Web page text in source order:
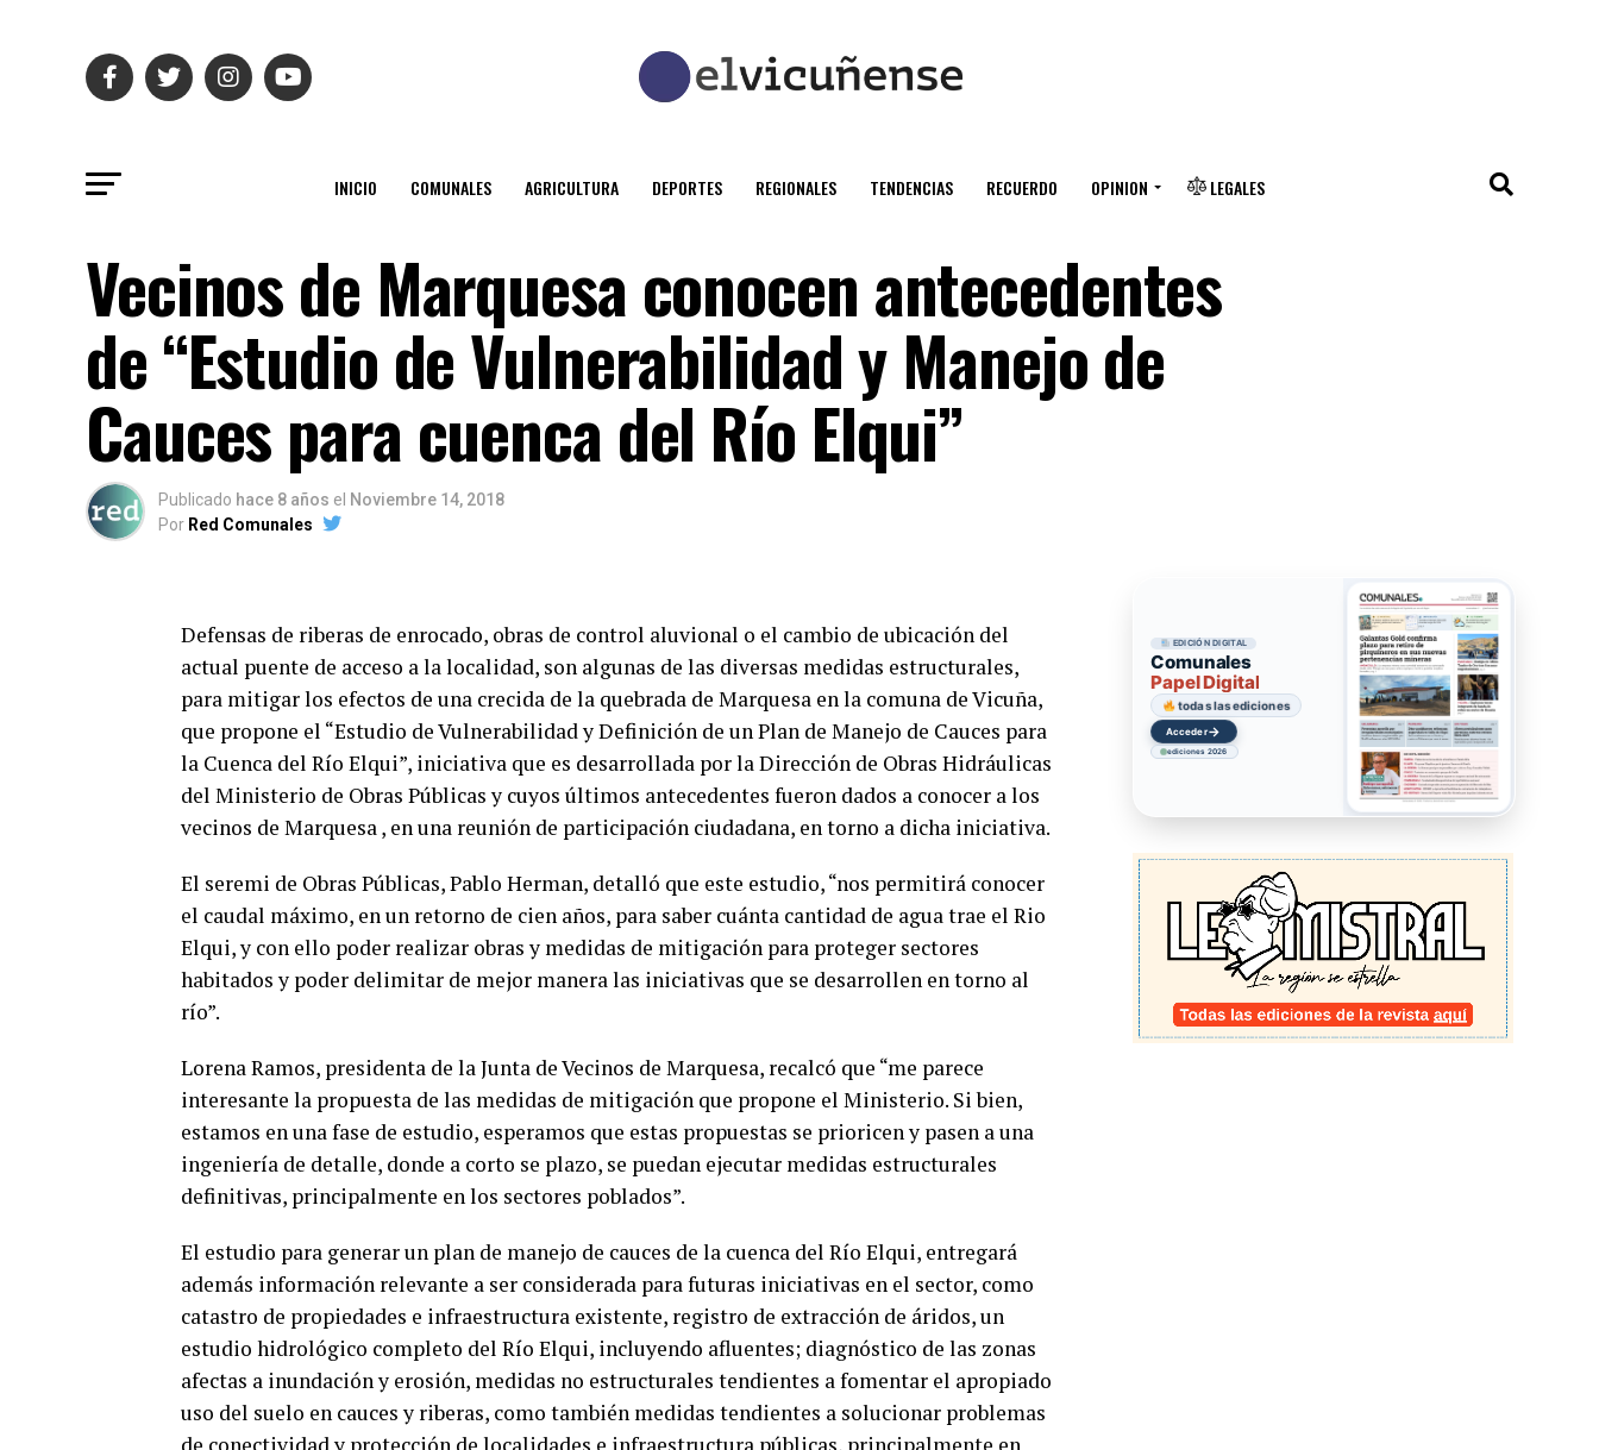
INICIO COMUNALES AGRICULTURA DEPORTES REGIONALES TENDENCIAS RECUERDO OPINION LEGALES
Vecinos de Marquesa conocen antecedentes
de “Estudio de Vulnerabilidad y Manejo de
Cauces para cuenca del Río Elqui”
Publicado hace 8 años el Noviembre 14, 2018
Por Red Comunales
Defensas de riberas de enrocado, obras de control aluvional o el cambio de ubicación del
actual puente de acceso a la localidad, son algunas de las diversas medidas estructurales,
para mitigar los efectos de una crecida de la quebrada de Marquesa en la comuna de Vicuña,
que propone el “Estudio de Vulnerabilidad y Definición de un Plan de Manejo de Cauces para
la Cuenca del Río Elqui”, iniciativa que es desarrollada por la Dirección de Obras Hidráulicas
del Ministerio de Obras Públicas y cuyos últimos antecedentes fueron dados a conocer a los
vecinos de Marquesa , en una reunión de participación ciudadana, en torno a dicha iniciativa.
El seremi de Obras Públicas, Pablo Herman, detalló que este estudio, “nos permitirá conocer
el caudal máximo, en un retorno de cien años, para saber cuánta cantidad de agua trae el Rio
Elqui, y con ello poder realizar obras y medidas de mitigación para proteger sectores
habitados y poder delimitar de mejor manera las iniciativas que se desarrollen en torno al
río”.
Lorena Ramos, presidenta de la Junta de Vecinos de Marquesa, recalcó que “me parece
interesante la propuesta de las medidas de mitigación que propone el Ministerio. Si bien,
estamos en una fase de estudio, esperamos que estas propuestas se prioricen y pasen a una
ingeniería de detalle, donde a corto se plazo, se puedan ejecutar medidas estructurales
definitivas, principalmente en los sectores poblados”.
El estudio para generar un plan de manejo de cauces de la cuenca del Río Elqui, entregará
además información relevante a ser considerada para futuras iniciativas en el sector, como
catastro de propiedades e infraestructura existente, registro de extracción de áridos, un
estudio hidrológico completo del Río Elqui, incluyendo afluentes; diagnóstico de las zonas
afectas a inundación y erosión, medidas no estructurales tendientes a fomentar el apropiado
uso del suelo en cauces y riberas, como también medidas tendientes a solucionar problemas
EDICIÓN DIGITAL
Comunales
Papel Digital
todas las ediciones
Acceder→
ediciones 2026